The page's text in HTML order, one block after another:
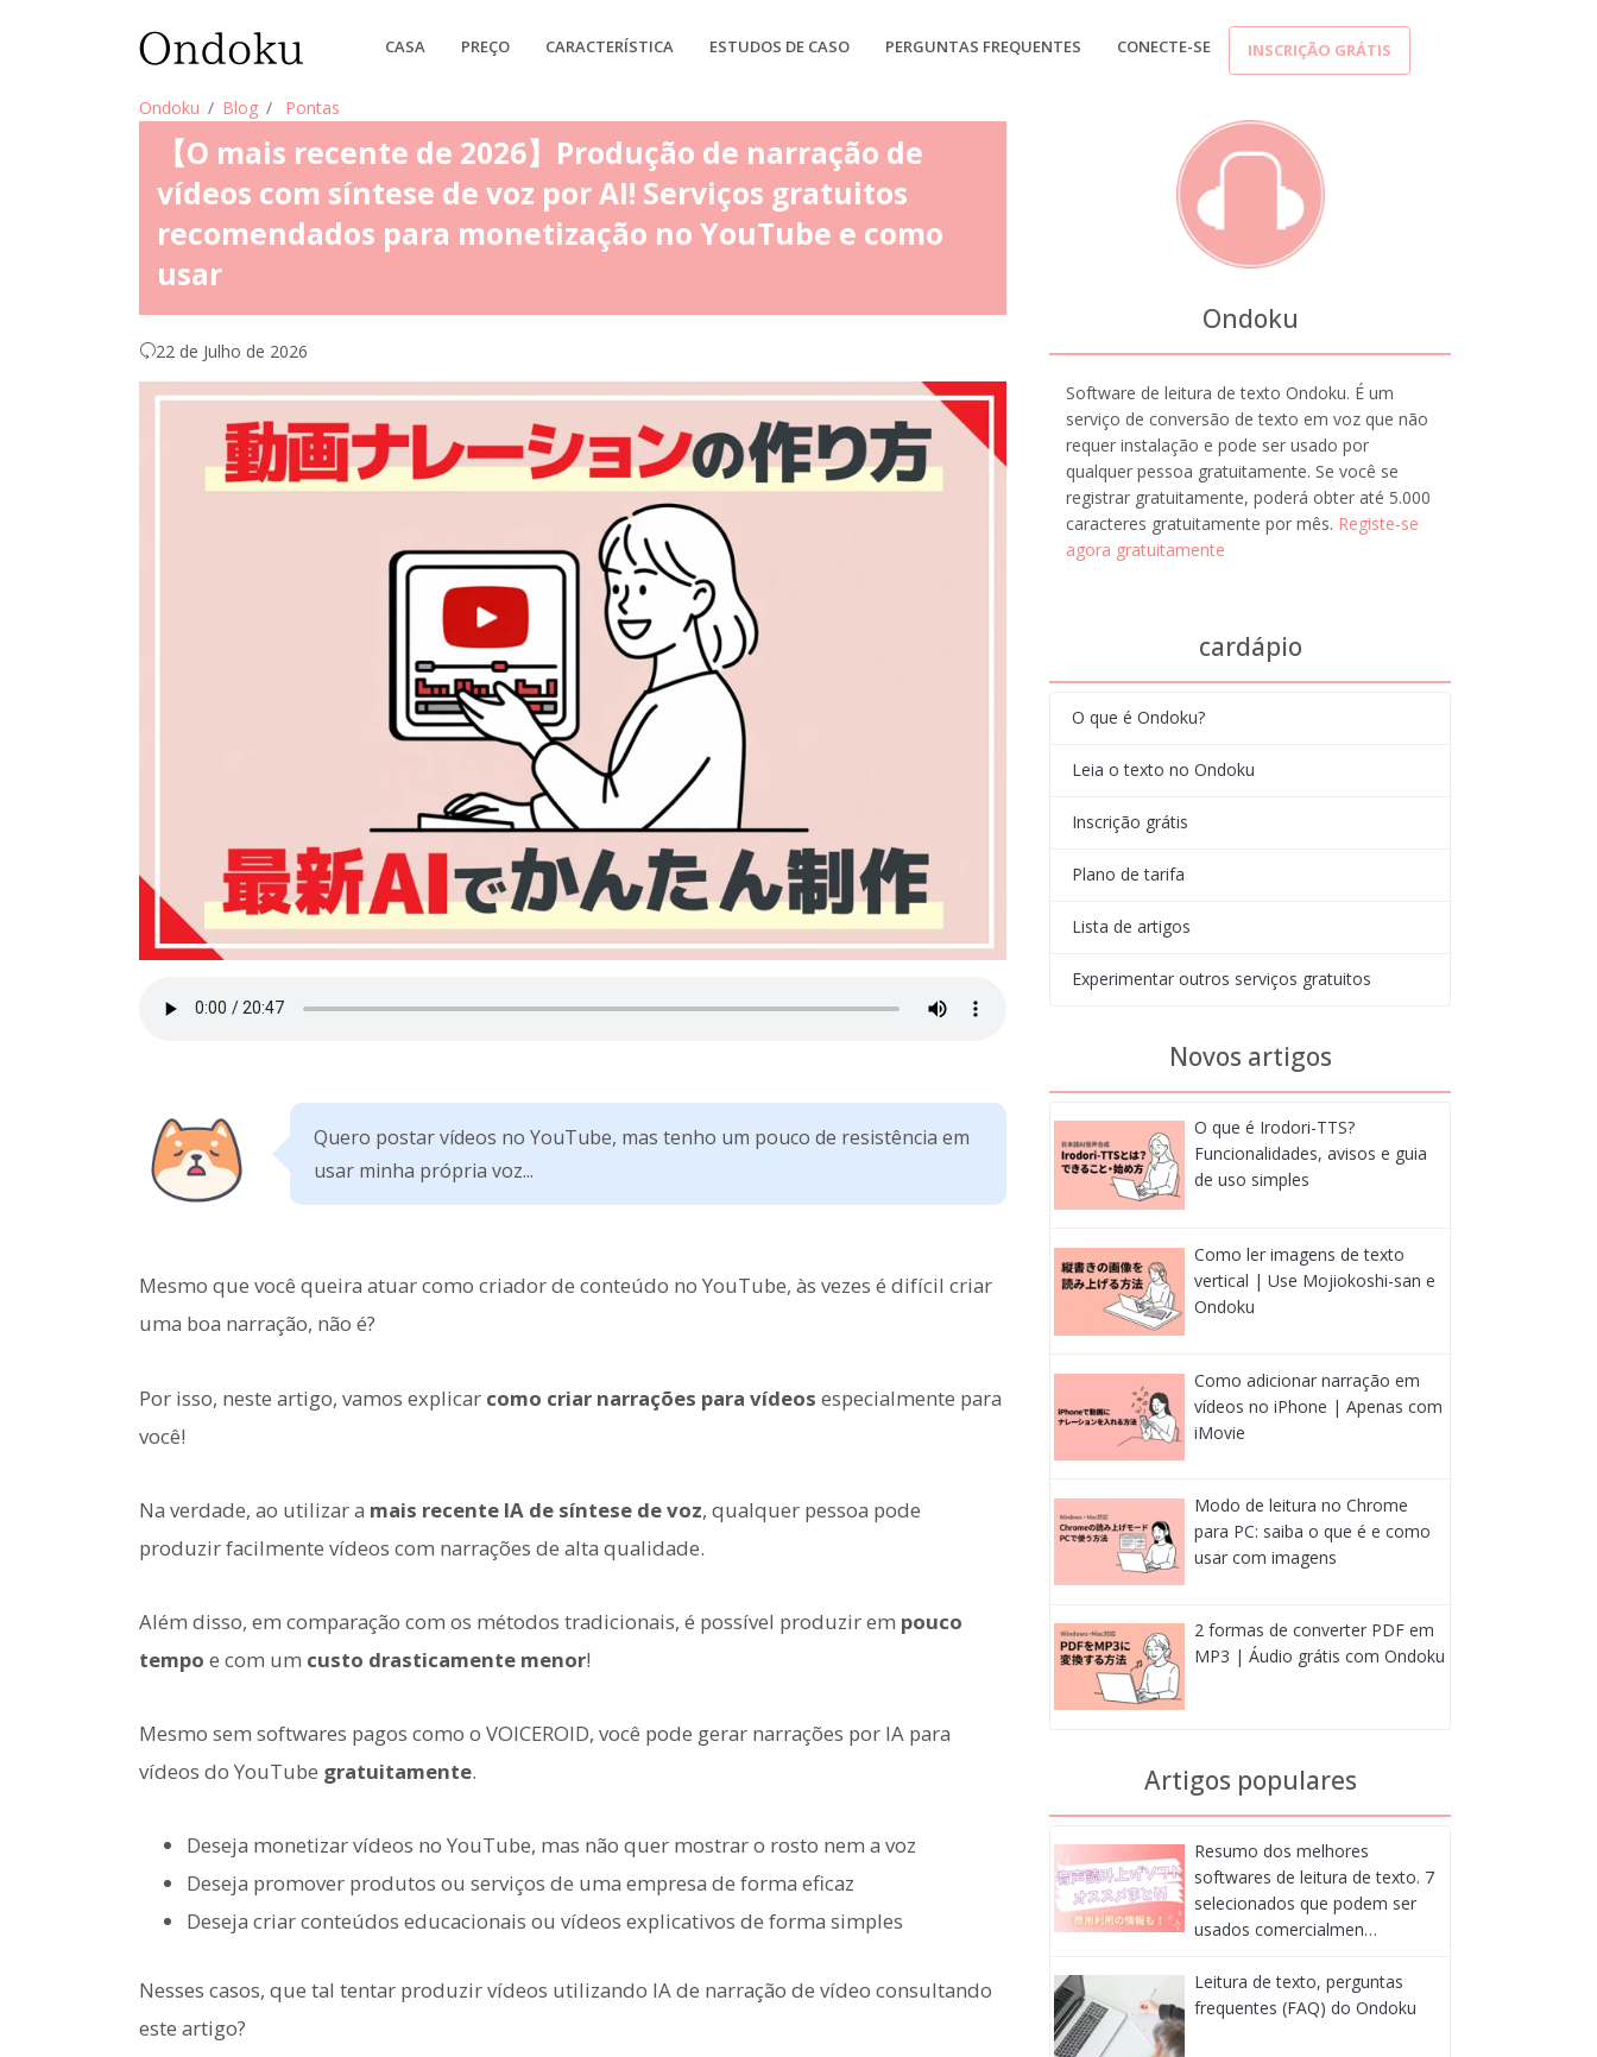
CASA PREÇO CARACTERÍSTICA ESTUDOS DE CASO PERGUNTAS FREQUENTES CONECTE-SE INSCRIÇÃO GRÁTIS
Ondoku Blog Pontas
【O mais recente de 2026】Produção de narração de
vídeos com síntese de voz por AI! Serviços gratuitos
recomendados para monetização no YouTube e como
usar
22 de Julho de 2026
Quero postar vídeos no YouTube, mas tenho um pouco de resistência em
usar minha própria voz...
Mesmo que você queira atuar como criador de conteúdo no YouTube, às vezes é difícil criar
uma boa narração, não é?
Por isso, neste artigo, vamos explicar como criar narrações para vídeos especialmente para
você!
Na verdade, ao utilizar a mais recente IA de síntese de voz, qualquer pessoa pode
produzir facilmente vídeos com narrações de alta qualidade.
Além disso, em comparação com os métodos tradicionais, é possível produzir em pouco
tempo e com um custo drasticamente menor!
Mesmo sem softwares pagos como o VOICEROID, você pode gerar narrações por IA para
vídeos do YouTube gratuitamente.
Deseja monetizar vídeos no YouTube, mas não quer mostrar o rosto nem a voz
Deseja promover produtos ou serviços de uma empresa de forma eficaz
Deseja criar conteúdos educacionais ou vídeos explicativos de forma simples
Nesses casos, que tal tentar produzir vídeos utilizando IA de narração de vídeo consultando
este artigo?
Ondoku
Software de leitura de texto Ondoku. É um
serviço de conversão de texto em voz que não
requer instalação e pode ser usado por
qualquer pessoa gratuitamente. Se você se
registrar gratuitamente, poderá obter até 5.000
caracteres gratuitamente por mês. Registe-se
agora gratuitamente
cardápio
O que é Ondoku?
Leia o texto no Ondoku
Inscrição grátis
Plano de tarifa
Lista de artigos
Experimentar outros serviços gratuitos
Novos artigos
O que é Irodori-TTS?
Funcionalidades, avisos e guia
de uso simples
Como ler imagens de texto
vertical | Use Mojiokoshi-san e
Ondoku
Como adicionar narração em
vídeos no iPhone | Apenas com
iMovie
Modo de leitura no Chrome
para PC: saiba o que é e como
usar com imagens
2 formas de converter PDF em
MP3 | Áudio grátis com Ondoku
Artigos populares
Resumo dos melhores
softwares de leitura de texto. 7
selecionados que podem ser
usados comercialmen…
Leitura de texto, perguntas
frequentes (FAQ) do Ondoku